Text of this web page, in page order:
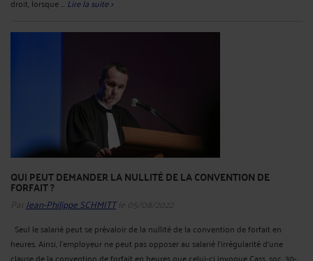
droit, lorsque ... Lire la suite >
QUI PEUT DEMANDER LA NULLITÉ DE LA CONVENTION DE
FORFAIT ?
Par Jean-Philippe SCHMITTle 05/08/2022
Seul le salarié peut se prévaloir de la nullité de la convention de forfait en
heures. Ainsi, l’employeur ne peut pas opposer au salarié l’irrégularité d’une
clause de la convention de forfait en heures que celui-ci invoque Cass. soc. 30-